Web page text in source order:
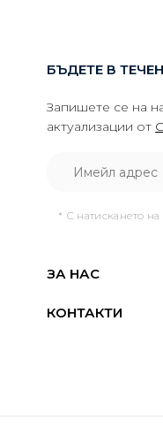
ЗА НАС
КОНТАКТИ
БЪДЕТЕ В
Запишете се на
актуализации от
* С натискането